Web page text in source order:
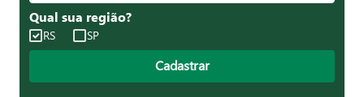
Qual sua região?
RS SP
Cadastrar